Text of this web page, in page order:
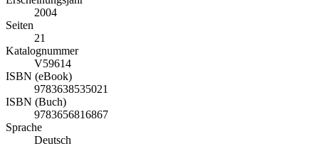
2004
Seiten
21
Katalognummer
V59614
ISBN (eBook)
9783638535021
ISBN (Buch)
9783656816867
Sprache
Deutsch